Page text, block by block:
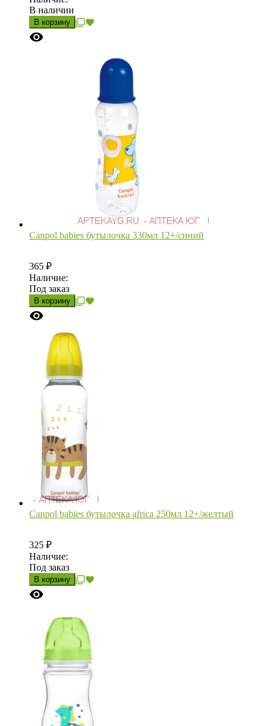
В наличии
В корзину
Canpol babies бутылочка 330мл 12+/синий
365 ₽
Наличие:
Под заказ
В корзину
Canpol babies бутылочка africa 250мл 12+/желтый
325 ₽
Наличие:
Под заказ
В корзину